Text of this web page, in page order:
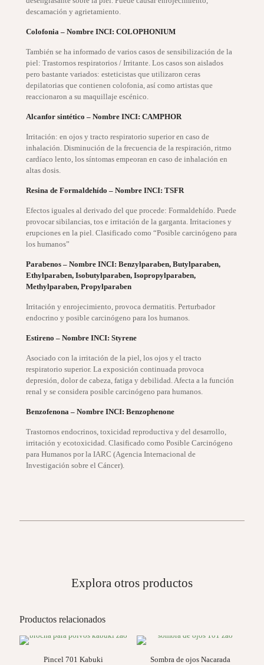
descamación y agrietamiento.
Colofonia – Nombre INCI: COLOPHONIUM
También se ha informado de varios casos de sensibilización de la
piel: Trastornos respiratorios / Irritante. Los casos son aislados
pero bastante variados: esteticistas que utilizaron ceras
depilatorias que contienen colofonia, así como artistas que
reaccionaron a su maquillaje escénico.
Alcanfor sintético – Nombre INCI: CAMPHOR
Irritación: en ojos y tracto respiratorio superior en caso de
inhalación. Disminución de la frecuencia de la respiración, ritmo
cardíaco lento, los síntomas empeoran en caso de inhalación en
altas dosis.
Resina de Formaldehído – Nombre INCI: TSFR
Efectos iguales al derivado del que procede: Formaldehído. Puede
provocar sibilancias, tos e irritación de la garganta. Irritaciones y
erupciones en la piel. Clasificado como “Posible carcinógeno para
los humanos”
Parabenos – Nombre INCI: Benzylparaben, Butylparaben,
Ethylparaben, Isobutylparaben, Isopropylparaben,
Methylparaben, Propylparaben
Irritación y enrojecimiento, provoca dermatitis. Perturbador
endocrino y posible carcinógeno para los humanos.
Estireno – Nombre INCI: Styrene
Asociado con la irritación de la piel, los ojos y el tracto
respiratorio superior. La exposición continuada provoca
depresión, dolor de cabeza, fatiga y debilidad. Afecta a la función
renal y se considera posible carcinógeno para humanos.
Benzofenona – Nombre INCI: Benzophenone
Trastornos endocrinos, toxicidad reproductiva y del desarrollo,
irritación y ecotoxicidad. Clasificado como Posible Carcinógeno
para Humanos por la IARC (Agencia Internacional de
Investigación sobre el Cáncer).
Explora otros productos
Productos relacionados
Pincel 701 Kabuki
Sombra de ojos Nacarada